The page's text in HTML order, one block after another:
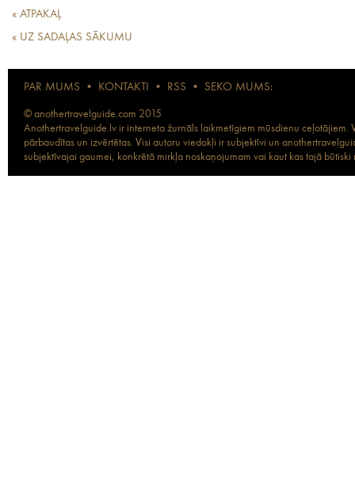
« ATPAKAĻ
« UZ SADAĻAS SĀKUMU
PAR MUMS • KONTAKTI • RSS • SEKO MUMS:
© anothertravelguide.com 2015
Anothertravelguide.lv ir interneta žurnāls laikmetīgiem mūsdienu
pārbaudītas un izvērtētas. Visi autoru viedokļi ir subjektīvi un
subjektīvajai gaumei, konkrētā mirkļa noskaņojumam vai kaut kas tajā